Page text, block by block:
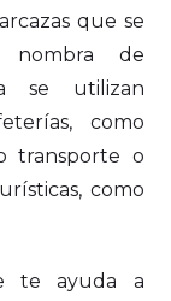
que se
de
se utilizan
como
transporte o
como
te ayuda a